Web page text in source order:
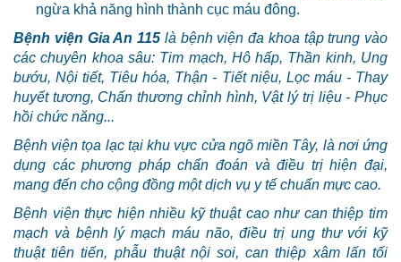
ngừa khả năng hình thành cục máu đông.
Bệnh viện Gia An 115 là bệnh viện đa khoa tập trung vào
các chuyên khoa sâu: Tim mạch, Hô hấp, Thần kinh, Ung
bướu, Nội tiết, Tiêu hóa, Thận - Tiết niệu, Lọc máu - Thay
huyết tương, Chấn thương chỉnh hình, Vật lý trị liệu - Phục
hồi chức năng...
Bệnh viện tọa lạc tại khu vực cửa ngõ miền Tây, là nơi ứng
dụng các phương pháp chẩn đoán và điều trị hiện đại,
mang đến cho cộng đồng một dịch vụ y tế chuẩn mực cao.
Bệnh viện thực hiện nhiều kỹ thuật cao như can thiệp tim
mạch và bệnh lý mạch máu não, điều trị ung thư với kỹ
thuật tiên tiến, phẫu thuật nội soi, can thiệp xâm lấn tối